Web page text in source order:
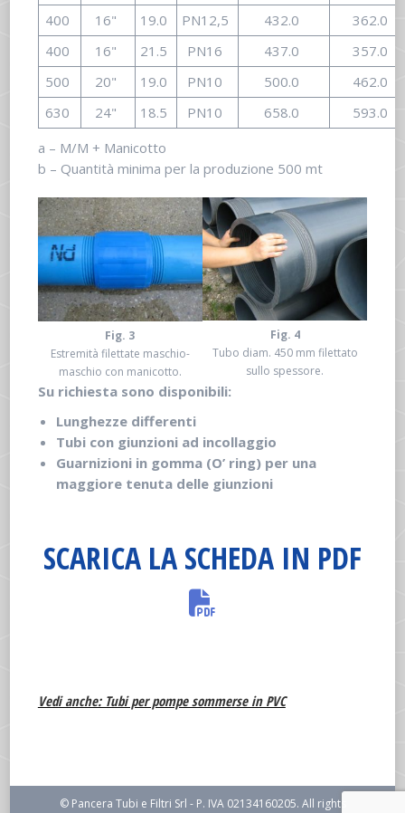
400
16" 19.0 PN12,5 432.0
362.0
400
16" 21.5 PN16 437.0
357.0
500
20" 19.0 PN10 500.0
462.0
630
24" 18.5 PN10 658.0
593.0
a – M/M + Manicotto
b – Quantità minima per la produzione 500 mt
Fig. 3
Estremità filettate maschio-
maschio con manicotto.
Fig. 4
Tubo diam. 450 mm filettato
sullo spessore.
Su richiesta sono disponibili:
Lunghezze differenti
Tubi con giunzioni ad incollaggio
Guarnizioni in gomma (O’ ring) per una
maggiore tenuta delle giunzioni
SCARICA LA SCHEDA IN PDF
Vedi anche: Tubi per pompe sommerse in PVC
© Pancera Tubi e Filtri Srl - P. IVA 02134160205. All rights